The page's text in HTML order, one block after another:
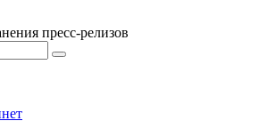
пресс-релизов